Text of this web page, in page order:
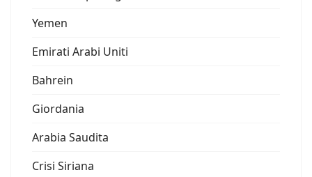
Yemen
Emirati Arabi Uniti
Bahrein
Giordania
Arabia Saudita
Crisi Siriana